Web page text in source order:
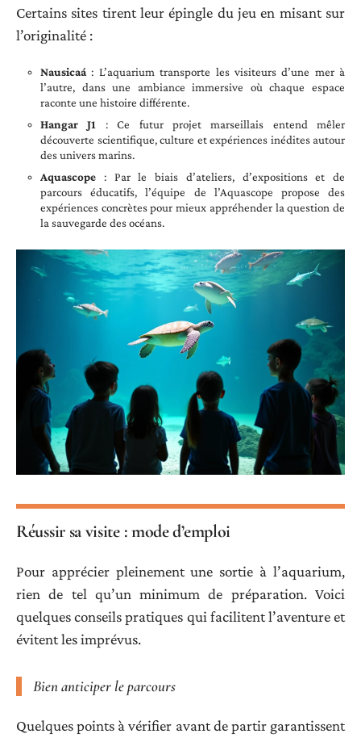
Certains sites tirent leur épingle du jeu en misant sur
l’originalité :
Nausicaá : L’aquarium transporte les visiteurs d’une mer à
l’autre, dans une ambiance immersive où chaque espace
raconte une histoire différente.
Hangar J1
: Ce futur projet marseillais entend mêler
découverte scientifique, culture et expériences inédites autour
des univers marins.
Aquascope : Par le biais d’ateliers, d’expositions et de
parcours éducatifs, l’équipe de l’Aquascope propose des
expériences concrètes pour mieux appréhender la question de
la sauvegarde des océans.
Réussir sa visite : mode d’emploi
Pour apprécier pleinement une sortie à l’aquarium,
rien de tel qu’un minimum de préparation. Voici
quelques conseils pratiques qui facilitent l’aventure et
évitent les imprévus.
Bien anticiper le parcours
Quelques points à vérifier avant de partir garantissent